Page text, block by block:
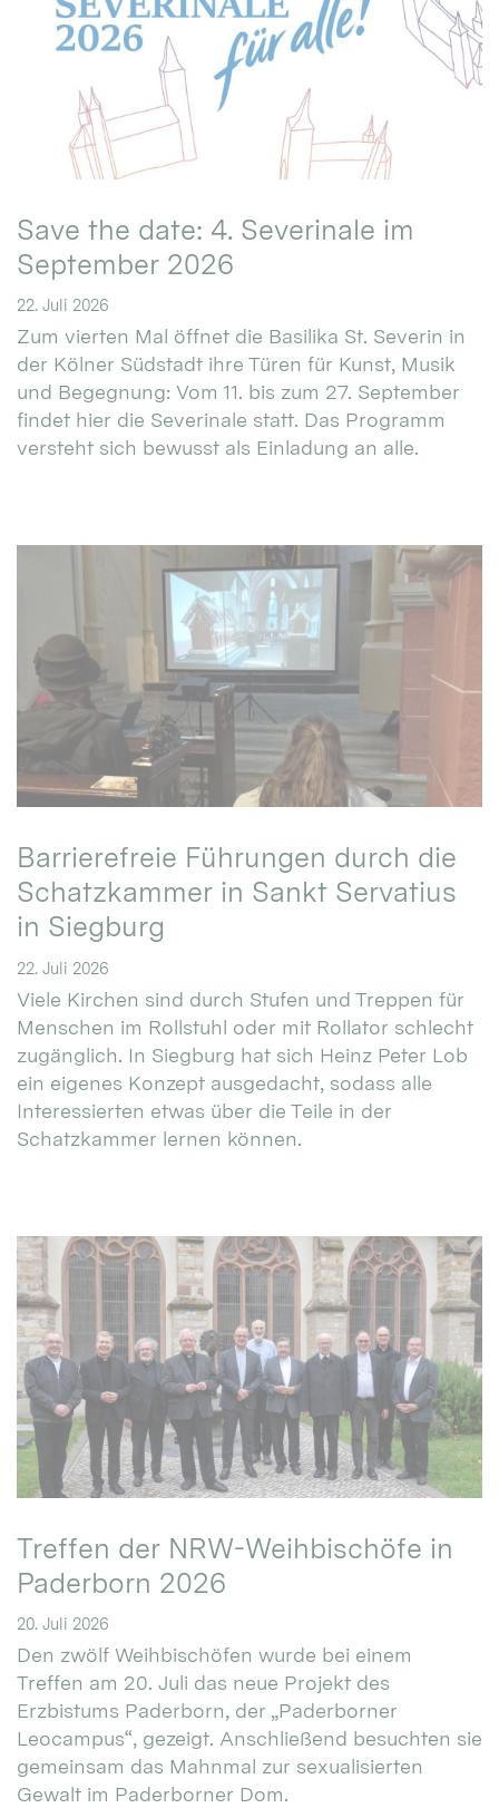
Save the date: 4. Severinale im
September 2026
22. Juli 2026
Zum vierten Mal öffnet die Basilika St. Severin in
der Kölner Südstadt ihre Türen für Kunst, Musik
und Begegnung: Vom 11. bis zum 27. September
findet hier die Severinale statt. Das Programm
versteht sich bewusst als Einladung an alle.
Barrierefreie Führungen durch die
Schatzkammer in Sankt Servatius
in Siegburg
22. Juli 2026
Viele Kirchen sind durch Stufen und Treppen für
Menschen im Rollstuhl oder mit Rollator schlecht
zugänglich. In Siegburg hat sich Heinz Peter Lob
ein eigenes Konzept ausgedacht, sodass alle
Interessierten etwas über die Teile in der
Schatzkammer lernen können.
Treffen der NRW-Weihbischöfe in
Paderborn 2026
20. Juli 2026
Den zwölf Weihbischöfen wurde bei einem
Treffen am 20. Juli das neue Projekt des
Erzbistums Paderborn, der „Paderborner
Leocampus“, gezeigt. Anschließend besuchten sie
gemeinsam das Mahnmal zur sexualisierten
Gewalt im Paderborner Dom.